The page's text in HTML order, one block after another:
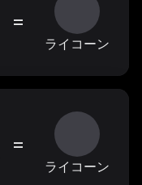
=
ライコーン
=
ライコーン